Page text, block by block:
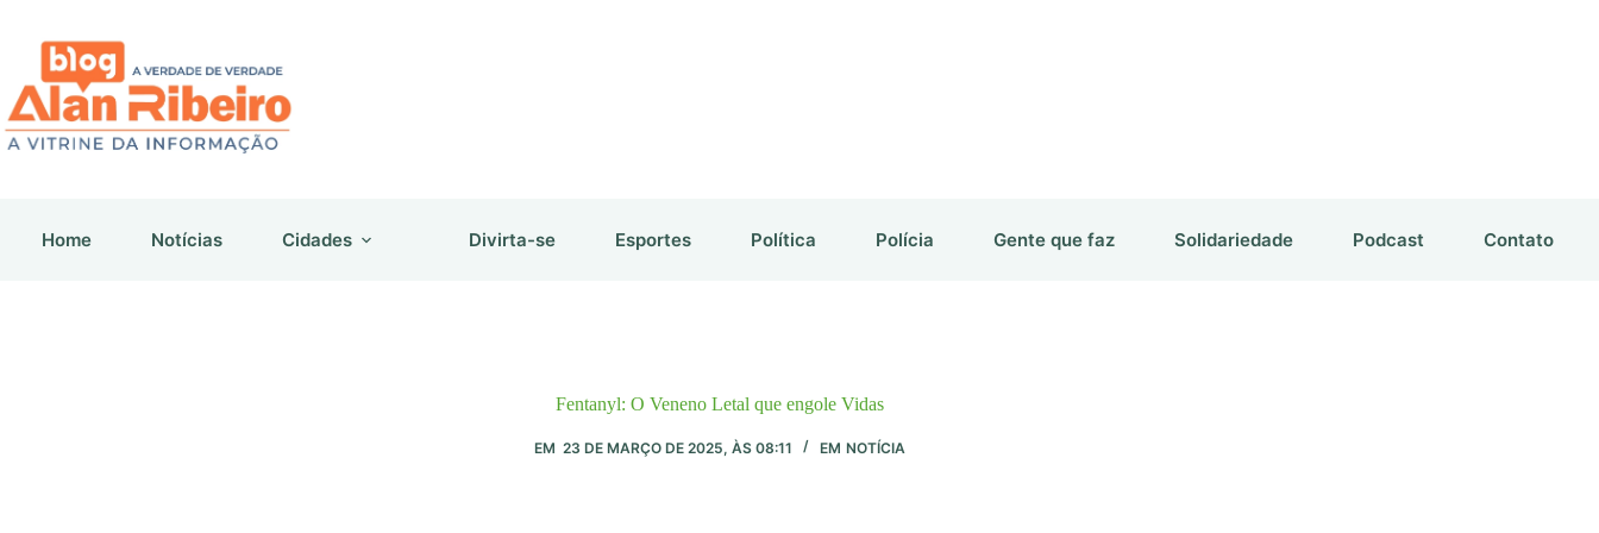
conteúdo
Home Notícias Cidades Divirta-se Esportes Política Polícia Gente que faz Solidariedade Podcast Contato
Fentanyl: O Veneno Letal que engole Vidas
EM 23 DE MARÇO DE 2025, ÀS 08:11 EM NOTÍCIA